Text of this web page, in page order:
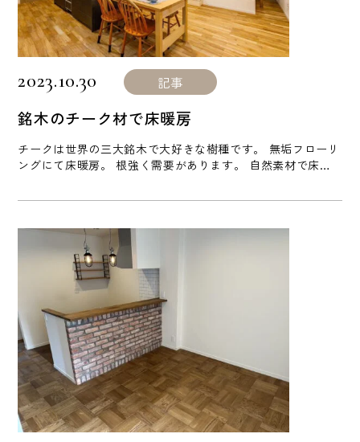
銘木のチーク材で床暖房
2023.10.30 記事
チークは世界の三大銘木で大好きな樹種です。 無垢フローリ
ングにて床暖房。 根強く需要があります。 自然素材で床暖
まだ呼吸している本物の木材の板、つまり無垢フローリング
の実家でも使われていますが、一般的な輸入物のフローリン
グを床暖房用として採用すると結構な確率でトラブルになる
ことが多いのです [...]